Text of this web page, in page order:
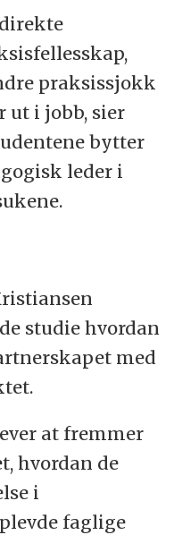
praksissjokk
ut i jobb, sier
bytter
leder i
studie hvordan
med
at fremmer
hvordan de
i
faglige